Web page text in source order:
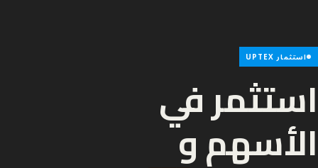
استثمار UPTEX
استثمر في
الأسهم و